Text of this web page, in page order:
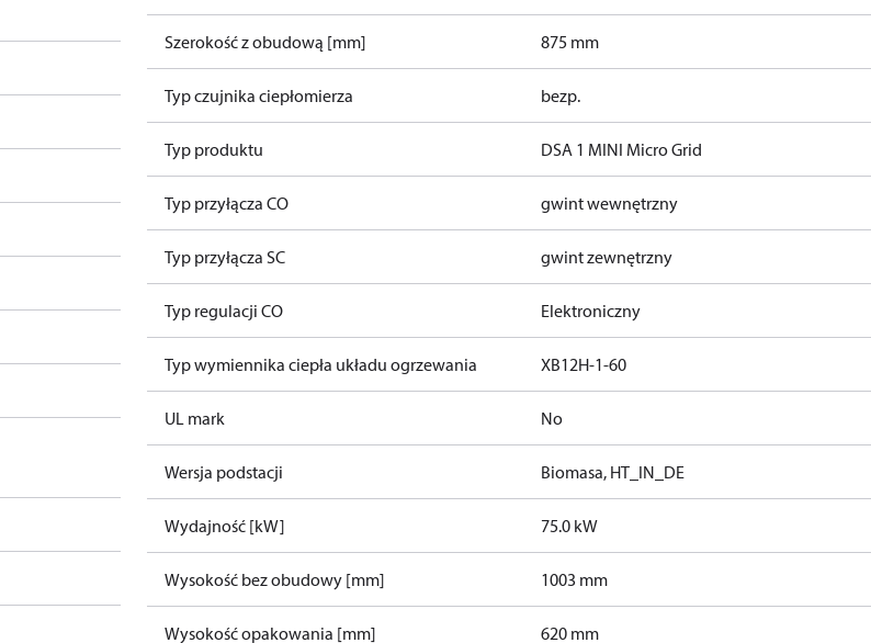
Szerokość z obudową [mm] 875 mm
Typ czujnika ciepłomierza bezp.
Typ produktu DSA 1 MINI Micro Grid
Typ przyłącza CO gwint wewnętrzny
Typ przyłącza SC gwint zewnętrzny
Typ regulacji CO Elektroniczny
Typ wymiennika ciepła układu ogrzewania XB12H-1-60
UL mark No
Wersja podstacji Biomasa, HT_IN_DE
Wydajność [kW] 75.0 kW
Wysokość bez obudowy [mm] 1003 mm
Wysokość opakowania [mm] 620 mm